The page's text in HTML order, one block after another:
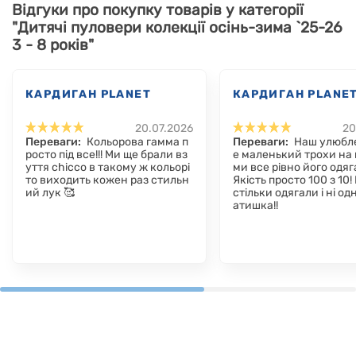
Відгуки про покупку товарів у категорії
"Дитячі пуловери колекції осінь-зима `25-26
3 - 8 років"
КАРДИГАН PLANET
20.07.2026
Переваги: Кольорова гамма п
росто під все!!! Ми ще брали вз
уття chicco в такому ж кольорі
то виходить кожен раз стильн
ий лук 🥰
КАРДИГАН
Переваги: Наш
е маленький трохи на
ми все рівно його
Якість просто 100 з
стільки одягали і ні
атишка!!